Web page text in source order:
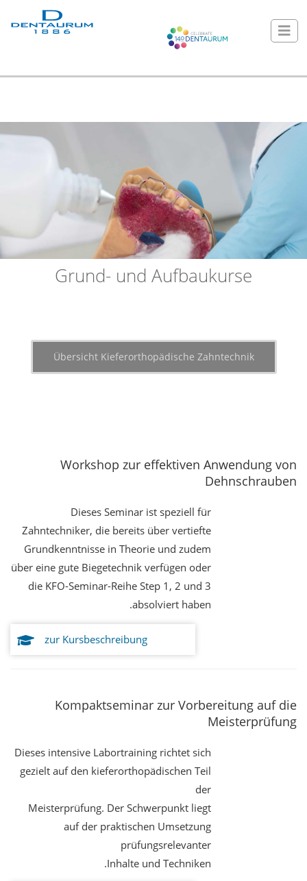
Grund- und Aufbaukurse
Übersicht Kieferorthopädische Zahntechnik
Workshop zur effektiven Anwendung von
Dehnschrauben
Dieses Seminar ist speziell für
Zahntechniker, die bereits über vertiefte
Grundkenntnisse in Theorie und zudem
über eine gute Biegetechnik verfügen oder
die KFO-Seminar-Reihe Step 1, 2 und 3
absolviert haben.
zur Kursbeschreibung
Kompaktseminar zur Vorbereitung auf die
Meisterprüfung
Dieses intensive Labortraining richtet sich
gezielt auf den kieferorthopädischen Teil
der
Meisterprüfung. Der Schwerpunkt liegt
auf der praktischen Umsetzung
prüfungsrelevanter
Inhalte und Techniken.